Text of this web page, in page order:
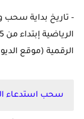
- تاريخ بداية سحب
الرقمية (موقع
سحب استدعاء البكالوريا